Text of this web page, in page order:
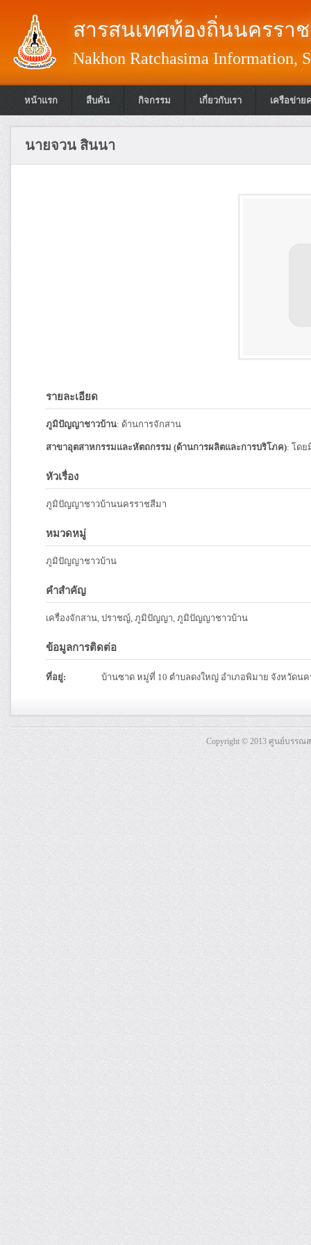
สารสนเทศท้องถิ่นนครรา
Nakhon Ratchasima Information,
หน้าแรก สืบค้น กิจกรรม เกี่ยวกับเรา เครือข่าย
นายจวน สินนา
รายละเอียด
ภูมิปัญญาชาวบ้าน: ด้านการจักสาน
สาขาอุตสาหกรรมและหัตถกรรม (ด้านการผลิตและการบริโภค): โด
หัวเรื่อง
ภูมิปัญญาชาวบ้านนครราชสีมา
หมวดหมู่
ภูมิปัญญาชาวบ้าน
คำสำคัญ
เครื่องจักสาน, ปราชญ์, ภูมิปัญญา, ภูมิปัญญาชาวบ้าน
ข้อมูลการติดต่อ
ที่อยู่: บ้านซาด หมู่ที่ 10 ตำบลดงใหญ่ อำเภอพิมาย จังหวัดนค
Copyright © 2013 ศูนย์บรร